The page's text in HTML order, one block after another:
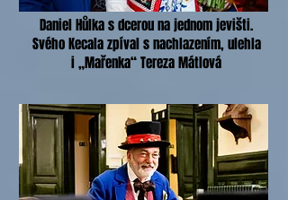
Daniel Hůlka s dcerou na jednom jevišti.
Svého Kecala zpíval s nachlazením, ulehla
i „Mařenka“ Tereza Mátlová